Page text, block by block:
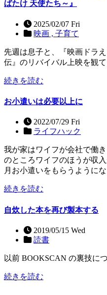
ばたけ 天使たち～』
2025/02/07 Fri
映画 , 子育て
先週は息子と、『映画ドラ
伝』のリバイバル上映を観て
続きを読む
お小遣いは必要以上に
2022/07/29 Fri
ライフハック
我が家はワイフが会社で働
のところワイフのほうが収
月お小遣いをもらうようにな
続きを読む
自炊した本を再び製本する
2019/05/15 Wed
読書
以前 BOOKSCAN の裏技に
続きを読む